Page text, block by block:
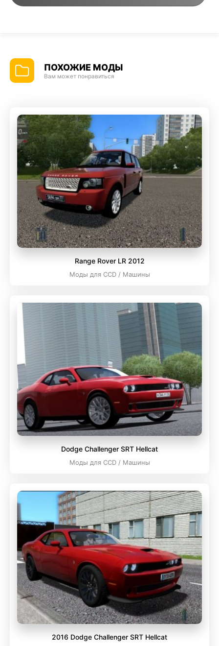
ПОХОЖИЕ МОДЫ
Вам может понравиться
Range Rover LR 2012
Моды для CCD / Машины
Dodge Challenger SRT Hellcat
Моды для CCD / Машины
2016 Dodge Challenger SRT Hellcat